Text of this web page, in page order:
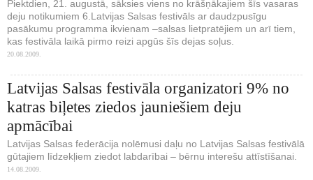
Piektdien, 21. augustā, sāksies viens no krāšņākajiem šīs vasaras
deju notikumiem 6.Latvijas Salsas festivāls ar daudzpusīgu
pasākumu programma ikvienam –salsas lietpratējiem un arī tiem,
kas festivāla laikā pirmo reizi apgūs šīs dejas soļus.
20.08.2009.
Latvijas Salsas festivāla organizatori 9% no
katras biļetes ziedos jauniešiem deju
apmācībai
Latvijas Salsas federācija nolēmusi daļu no Latvijas Salsas festivālā
gūtajiem līdzekļiem ziedot labdarībai – bērnu interešu attīstīšanai.
14.08.2009.